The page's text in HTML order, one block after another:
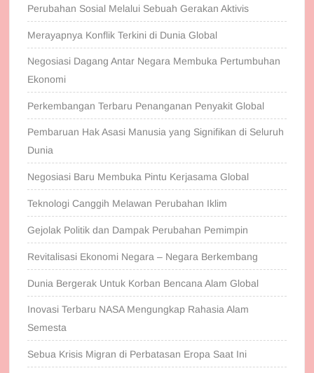
Perubahan Sosial Melalui Sebuah Gerakan Aktivis
Merayapnya Konflik Terkini di Dunia Global
Negosiasi Dagang Antar Negara Membuka Pertumbuhan
Ekonomi
Perkembangan Terbaru Penanganan Penyakit Global
Pembaruan Hak Asasi Manusia yang Signifikan di Seluruh
Dunia
Negosiasi Baru Membuka Pintu Kerjasama Global
Teknologi Canggih Melawan Perubahan Iklim
Gejolak Politik dan Dampak Perubahan Pemimpin
Revitalisasi Ekonomi Negara – Negara Berkembang
Dunia Bergerak Untuk Korban Bencana Alam Global
Inovasi Terbaru NASA Mengungkap Rahasia Alam
Semesta
Sebua Krisis Migran di Perbatasan Eropa Saat Ini